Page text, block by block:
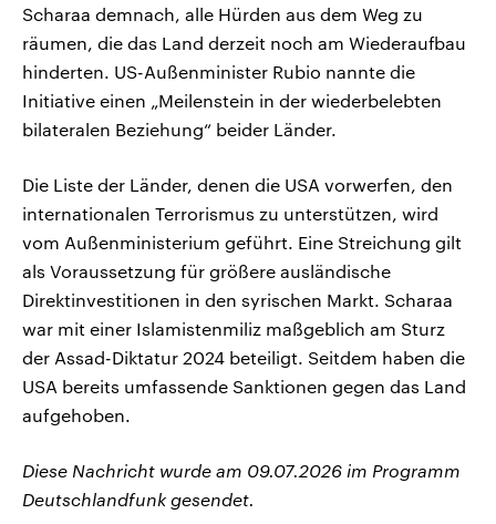
Scharaa demnach, alle Hürden aus dem Weg zu
räumen, die das Land derzeit noch am Wiederaufbau
hinderten. US-Außenminister Rubio nannte die
Initiative einen „Meilenstein in der wiederbelebten
bilateralen Beziehung“ beider Länder.
Die Liste der Länder, denen die USA vorwerfen, den
internationalen Terrorismus zu unterstützen, wird
vom Außenministerium geführt. Eine Streichung gilt
als Voraussetzung für größere ausländische
Direktinvestitionen in den syrischen Markt. Scharaa
war mit einer Islamistenmiliz maßgeblich am Sturz
der Assad-Diktatur 2024 beteiligt. Seitdem haben die
USA bereits umfassende Sanktionen gegen das Land
aufgehoben.
Diese Nachricht wurde am 09.07.2026 im Programm
Deutschlandfunk gesendet.